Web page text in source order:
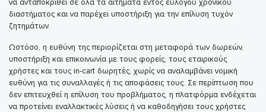
να ανταποκριθεί σε όλα τα αιτήματα εντός εύλογου χρονικού
διαστήματος και να παρέχει υποστήριξη για την επίλυση τυχόν
ζητημάτων.
Ωστόσο, η ευθύνη της περιορίζεται στη μεταφορά των δωρεών,
υποστήριξη και επικοινωνία με τους φορείς, τους εταιρικούς
χρήστες και τους in-cart δωρητές, χωρίς να αναλαμβάνει νομική
ευθύνη για τις συναλλαγές ή τις αποφάσεις τους. Σε περίπτωση που
δεν επιτευχθεί η επίλυση του προβλήματος, η πλατφόρμα ενδέχεται
να προτείνει εναλλακτικές λύσεις ή να καθοδηγήσει τους χρήστες